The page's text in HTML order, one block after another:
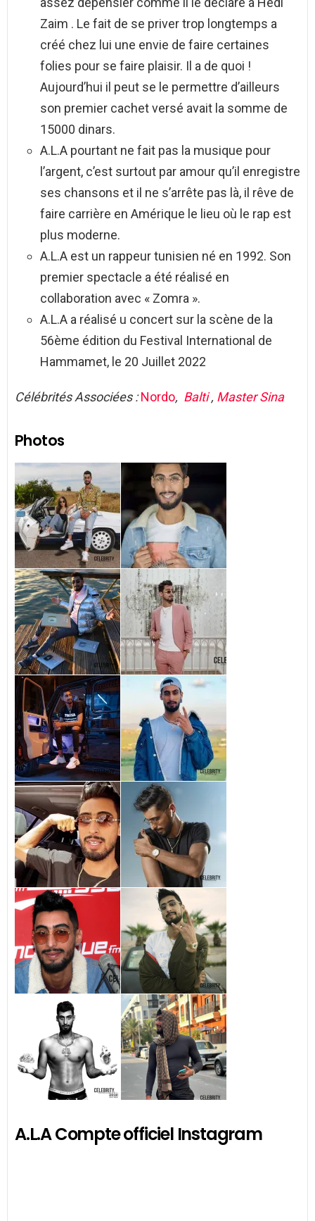
Zaim . Le fait de se priver trop longtemps a
créé chez lui une envie de faire certaines
folies pour se faire plaisir. Il a de quoi !
Aujourd’hui il peut se le permettre d’ailleurs
son premier cachet versé avait la somme de
15000 dinars.
A.L.A pourtant ne fait pas la musique pour
l’argent, c’est surtout par amour qu’il enregistre
ses chansons et il ne s’arrête pas là, il rêve de
faire carrière en Amérique le lieu où le rap est
plus moderne.
A.L.A est un rappeur tunisien né en 1992. Son
premier spectacle a été réalisé en
collaboration avec « Zomra ».
A.L.A a réalisé u concert sur la scène de la
56ème édition du Festival International de
Hammamet, le 20 Juillet 2022
Célébrités Associées :Nordo, Balti, Master Sina
Photos
A.L.A Compte officiel Instagram